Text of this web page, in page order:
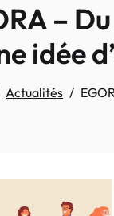
–
idée
Actualités